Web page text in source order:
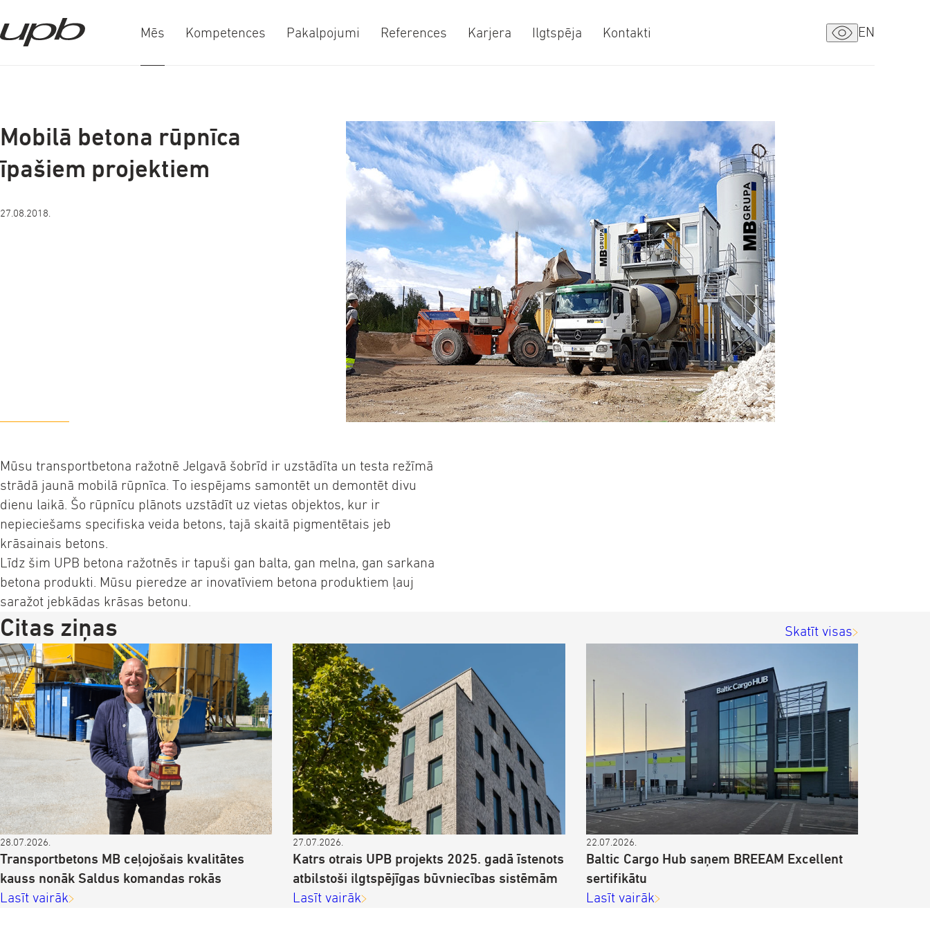
Mēs Kompetences Pakalpojumi References Karjera Ilgtspēja Kontakti EN
Mobilā betona rūpnīca
īpašiem projektiem
27.08.2018.
Mūsu transportbetona ražotnē Jelgavā šobrīd ir uzstādīta un testa režīmā
strādā jaunā mobilā rūpnīca. To iespējams samontēt un demontēt divu
dienu laikā. Šo rūpnīcu plānots uzstādīt uz vietas objektos, kur ir
nepieciešams specifiska veida betons, tajā skaitā pigmentētais jeb
krāsainais betons.
Līdz šim UPB betona ražotnēs ir tapuši gan balta, gan melna, gan sarkana
betona produkti. Mūsu pieredze ar inovatīviem betona produktiem ļauj
saražot jebkādas krāsas betonu.
Citas ziņas Skatīt visas
28.07.2026.
Transportbetons MB ceļojošais kvalitātes
kauss nonāk Saldus komandas rokās
Lasīt vairāk
27.07.2026.
Katrs otrais UPB projekts 2025. gadā īstenots
atbilstoši ilgtspējīgas būvniecības sistēmām
Lasīt vairāk
22.07.2026.
Baltic Cargo Hub saņem BREEAM Excellent
sertifikātu
Lasīt vairāk